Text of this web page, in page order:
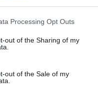
this website/app uses one or
visit or usage behaviour. You
to Google and its third-
below specified purposes in
Processing Opt Outs
out of the Sharing of my
out of the Sale of my
Έδεσσα για την
στη Κολομβία από
του νέου τραμπικού
νεκροί κατά τη